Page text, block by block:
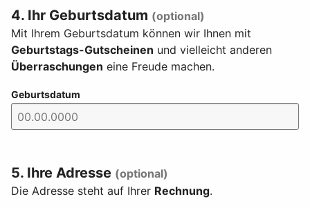
4. Ihr Geburtsdatum (optional)
Mit Ihrem Geburtsdatum können wir Ihnen mit
Geburtstags-Gutscheinen und vielleicht anderen
Überraschungen eine Freude machen.
Geburtsdatum
5. Ihre Adresse (optional)
Die Adresse steht auf Ihrer Rechnung.